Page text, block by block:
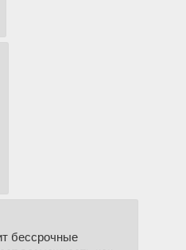
бессрочные